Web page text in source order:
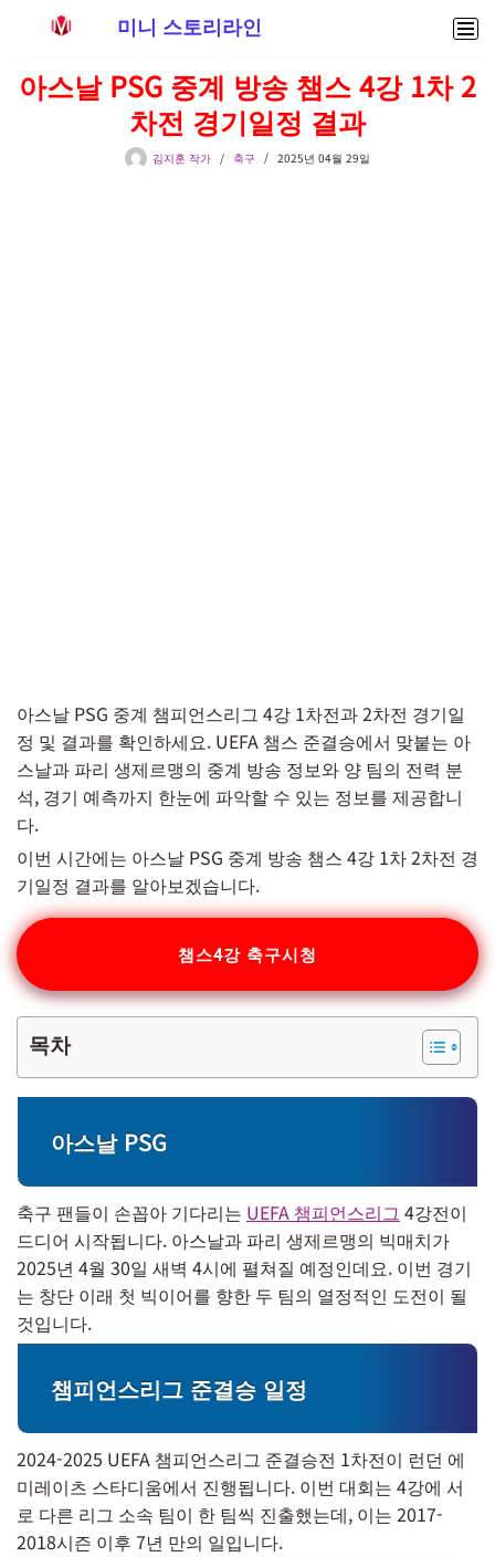
텐
미니 스토리라인
아스날 PSG 중계 방송 챔스 4강 1차 2
차전 경기일정 결과
김지훈 작가 축구 2025년 04월 29일
아스날 PSG 중계 챔피언스리그 4강 1차전과 2차전 경기일
정 및 결과를 확인하세요. UEFA 챔스 준결승에서 맞붙는 아
스날과 파리 생제르맹의 중계 방송 정보와 양 팀의 전력 분
석, 경기 예측까지 한눈에 파악할 수 있는 정보를 제공합니
다.
이번 시간에는 아스날 PSG 중계 방송 챔스 4강 1차 2차전 경
기일정 결과를 알아보겠습니다.
챔스4강 축구시청
목차
아스날 PSG
축구 팬들이 손꼽아 기다리는 UEFA 챔피언스리그 4강전이
드디어 시작됩니다. 아스날과 파리 생제르맹의 빅매치가
2025년 4월 30일 새벽 4시에 펼쳐질 예정인데요. 이번 경기
는 창단 이래 첫 빅이어를 향한 두 팀의 열정적인 도전이 될
것입니다.
챔피언스리그 준결승 일정
2024-2025 UEFA 챔피언스리그 준결승전 1차전이 런던 에
미레이츠 스타디움에서 진행됩니다. 이번 대회는 4강에 서
로 다른 리그 소속 팀이 한 팀씩 진출했는데, 이는 2017-
2018시즌 이후 7년 만의 일입니다.